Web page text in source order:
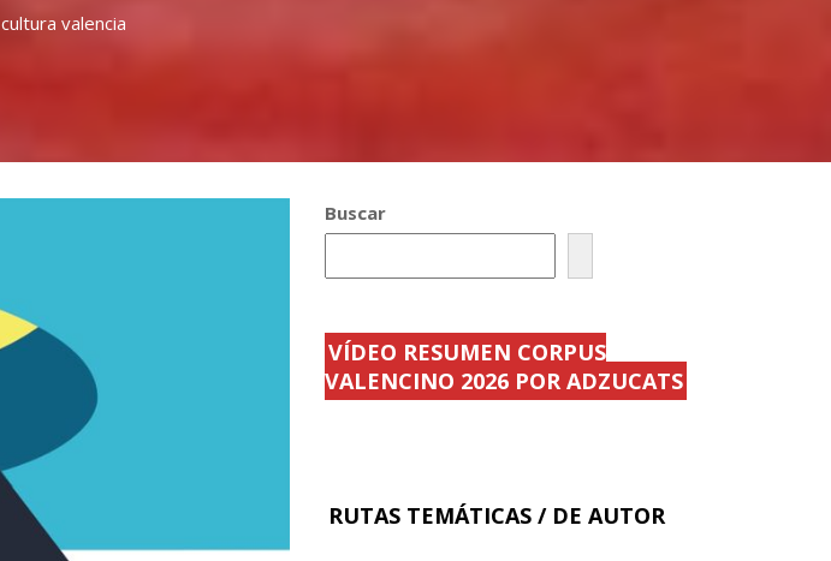
cultura valencia
Buscar
VÍDEO RESUMEN CORPUS
VALENCINO 2026 POR ADZUCATS
RUTAS TEMÁTICAS / DE AUTOR